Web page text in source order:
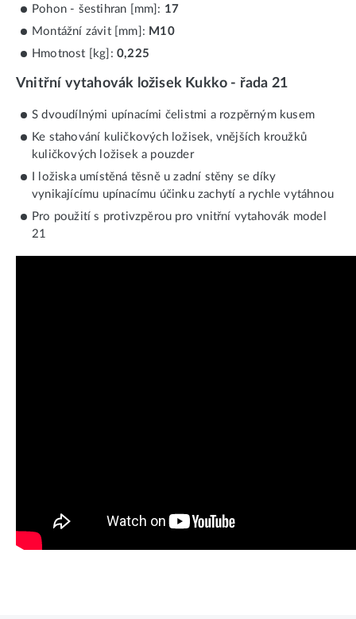
Pohon - šestihran [mm]: 17
Montážní závit [mm]: M10
Hmotnost [kg]: 0,225
Vnitřní vytahovák ložisek Kukko - řada 21
S dvoudílnými upínacími čelistmi a rozpěrným kusem
Ke stahování kuličkových ložisek, vnějších kroužků
kuličkových ložisek a pouzder
I ložiska umístěná těsně u zadní stěny se díky
vynikajícímu upínacímu účinku zachytí a rychle vytáhnou
Pro použití s protivzpěrou pro vnitřní vytahovák model
21